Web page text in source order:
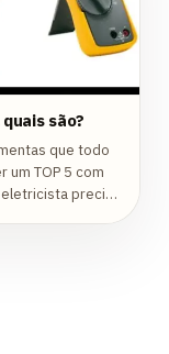
são?
que todo
TOP 5 com
precisa